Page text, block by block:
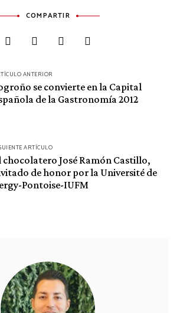
COMPARTIR
ANTERIOR
se convierte en la Capital
de la Gastronomía 2012
ARTÍCULO
chocolatero José Ramón Castillo,
de honor por la Université de
Pontoise-IUFM